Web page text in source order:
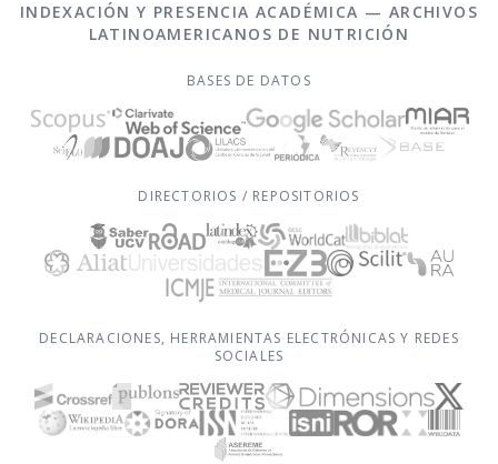
INDEXACIÓN Y PRESENCIA ACADÉMICA — ARCHIVOS
LATINOAMERICANOS DE NUTRICIÓN
BASES DE DATOS
DIRECTORIOS / REPOSITORIOS
DECLARACIONES, HERRAMIENTAS ELECTRÓNICAS Y REDES
SOCIALES